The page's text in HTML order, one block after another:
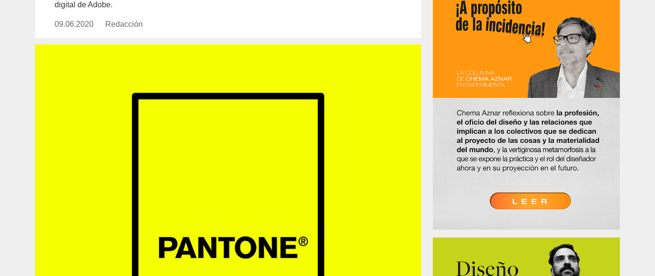
digital de Adobe.
Publicado
09.06.2020 https://www.experimenta.es/author/redaccion/
Redacción